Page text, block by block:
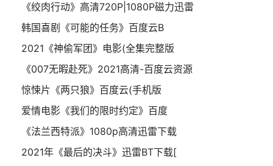
《绞肉行动》高清720P|1080P磁力迅雷
韩国喜剧《可能的任务》百度云B
2021《神偷军团》电影(全集完整版
《007无暇赴死》2021高清-百度云资源
惊悚片《两只狼》百度云(手机版
爱情电影《我们的限时约定》百度
《法兰西特派》1080p高清迅雷下载
2021年《最后的决斗》迅雷BT下载[